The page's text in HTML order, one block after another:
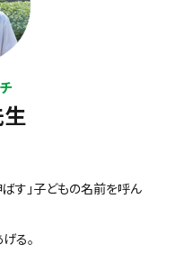
ばす」子どもの名前を呼ん
る。